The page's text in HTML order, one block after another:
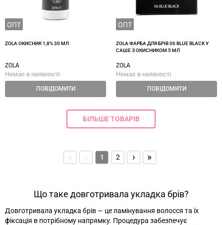
ОПТ
ZOLA ОКИСНИК 1,8% 30 МЛ
ZOLA
Немає в наявності
ПОВІДОМИТИ
ОПТ
ZOLA ФАРБА ДЛЯ БРІВ 06 BLUE BLACK У
САШЕ З ОКИСНИКОМ 5 МЛ
ZOLA
Немає в наявності
ПОВІДОМИТИ
БІЛЬШЕ ТОВАРІВ
« ‹ 1 2 › »
Що таке довготривала укладка брів?
Довготривала укладка брів — це ламінування волосся та їх
фіксація в потрібному напрямку. Процедура забезпечує